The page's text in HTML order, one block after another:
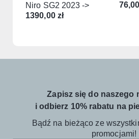
Niro SG2 2023 ->
1390,00 zł
76,00
Zapisz się do naszego
i odbierz 10% rabatu na
Bądź na bieżąco ze
promocjami!